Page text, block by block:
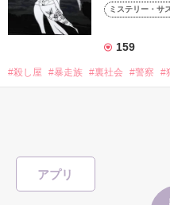
アプリ
『零度の華』第2弾
＊犯罪を含みます。
放課後、
クラスメートに監禁された。
∴∵∴ ୨୧ ∴∵∴ ୨୧ ∴∵∴ ୨୧ ∴∵∴
❤︎第1章　Heaven or Hell?
‪‪❤︎第2章　思惑
‪‪❤︎第3章　夢のままで
ミステリー・サ
159
#殺し屋 #暴走族 #裏社会 #警察 #
氷は溶け何色に染まるのか